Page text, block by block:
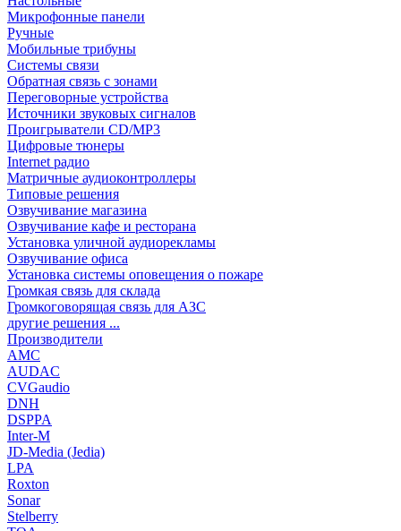
Микрофонные панели
Ручные
Мобильные трибуны
Системы связи
Обратная связь с зонами
Переговорные устройства
Источники звуковых сигналов
Проигрыватели CD/MP3
Цифровые тюнеры
Internet радио
Матричные аудиоконтроллеры
Типовые решения
Озвучивание магазина
Озвучивание кафе и ресторана
Установка уличной аудиорекламы
Озвучивание офиса
Установка системы оповещения о пожаре
Громкая связь для склада
Громкоговорящая связь для АЗС
другие решения ...
Производители
AMC
AUDAC
CVGaudio
DNH
DSPPA
Inter-M
JD-Media (Jedia)
LPA
Roxton
Sonar
Stelberry